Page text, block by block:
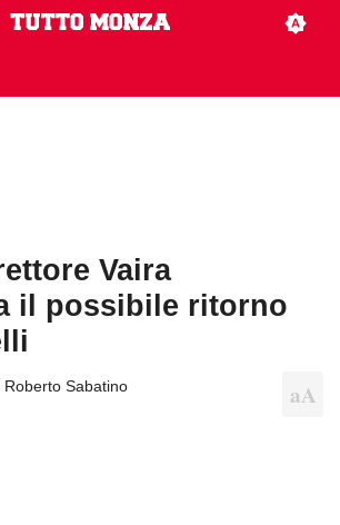
Vaira
il possibile ritorno
Roberto Sabatino